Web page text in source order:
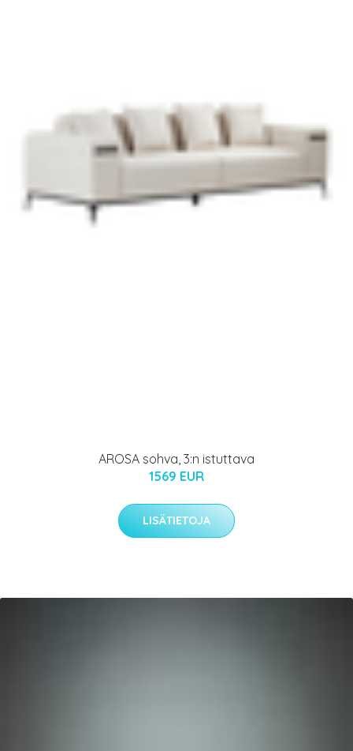
AROSA sohva, 3:n istuttava
1569 EUR
LISÄTIETOJA